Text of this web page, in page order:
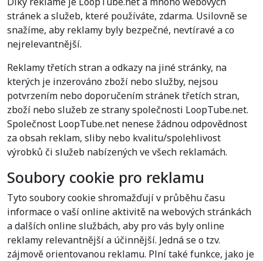
stránek a služeb, které používáte, zdarma. Usilovně se
snažíme, aby reklamy byly bezpečné, nevtíravé a co
nejrelevantnější.
Reklamy třetích stran a odkazy na jiné stránky, na
kterých je inzerováno zboží nebo služby, nejsou
potvrzením nebo doporučením stránek třetích stran,
zboží nebo služeb ze strany společnosti LoopTube.net.
Společnost LoopTube.net nenese žádnou odpovědnost
za obsah reklam, sliby nebo kvalitu/spolehlivost
výrobků či služeb nabízených ve všech reklamách.
Soubory cookie pro reklamu
Tyto soubory cookie shromažďují v průběhu času
informace o vaší online aktivitě na webových stránkách
a dalších online službách, aby pro vás byly online
reklamy relevantnější a účinnější. Jedná se o tzv.
zájmově orientovanou reklamu. Plní také funkce, jako je